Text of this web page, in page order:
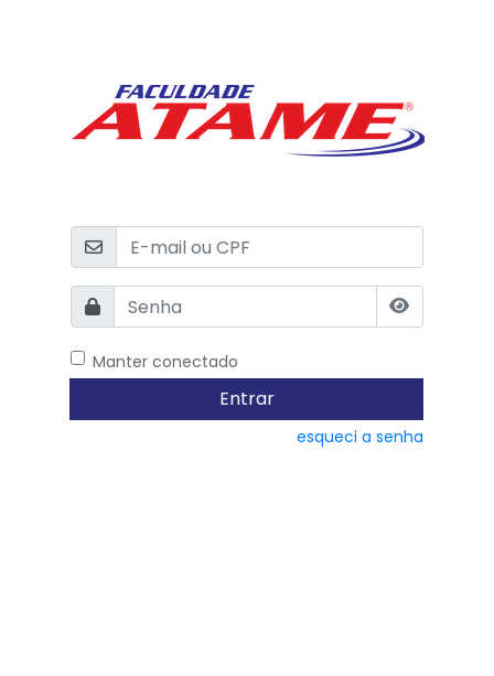
Manter conectado
Entrar
esqueci a senha